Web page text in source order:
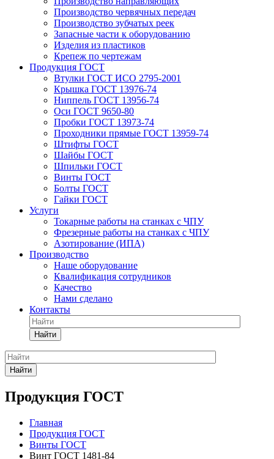
Производство червячных передач
Производство зубчатых реек
Запасные части к оборудованию
Изделия из пластиков
Крепеж по чертежам
Продукция ГОСТ
Втулки ГОСТ ИСО 2795-2001
Крышка ГОСТ 13976-74
Ниппель ГОСТ 13956-74
Оси ГОСТ 9650-80
Пробки ГОСТ 13973-74
Проходники прямые ГОСТ 13959-74
Штифты ГОСТ
Шайбы ГОСТ
Шпильки ГОСТ
Винты ГОСТ
Болты ГОСТ
Гайки ГОСТ
Услуги
Токарные работы на станках с ЧПУ
Фрезерные работы на станках с ЧПУ
Азотирование (ИПА)
Производство
Наше оборудование
Квалификация сотрудников
Качество
Нами сделано
Контакты
Найти
Найти
Продукция ГОСТ
Главная
Продукция ГОСТ
Винты ГОСТ
Винт ГОСТ 1481-84